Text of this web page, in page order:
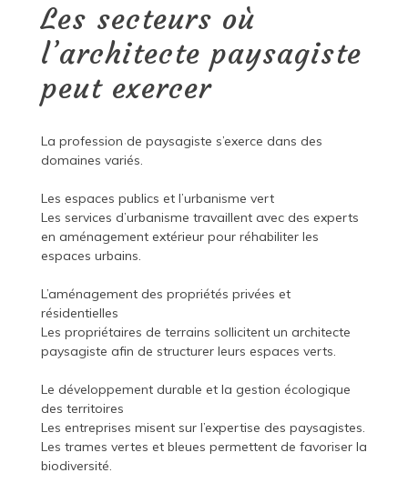
Les secteurs où
l’architecte paysagiste
peut exercer
La profession de paysagiste s’exerce dans des
domaines variés.
Les espaces publics et l’urbanisme vert
Les services d’urbanisme travaillent avec des experts
en aménagement extérieur pour réhabiliter les
espaces urbains.
L’aménagement des propriétés privées et
résidentielles
Les propriétaires de terrains sollicitent un architecte
paysagiste afin de structurer leurs espaces verts.
Le développement durable et la gestion écologique
des territoires
Les entreprises misent sur l’expertise des paysagistes.
Les trames vertes et bleues permettent de favoriser la
biodiversité.